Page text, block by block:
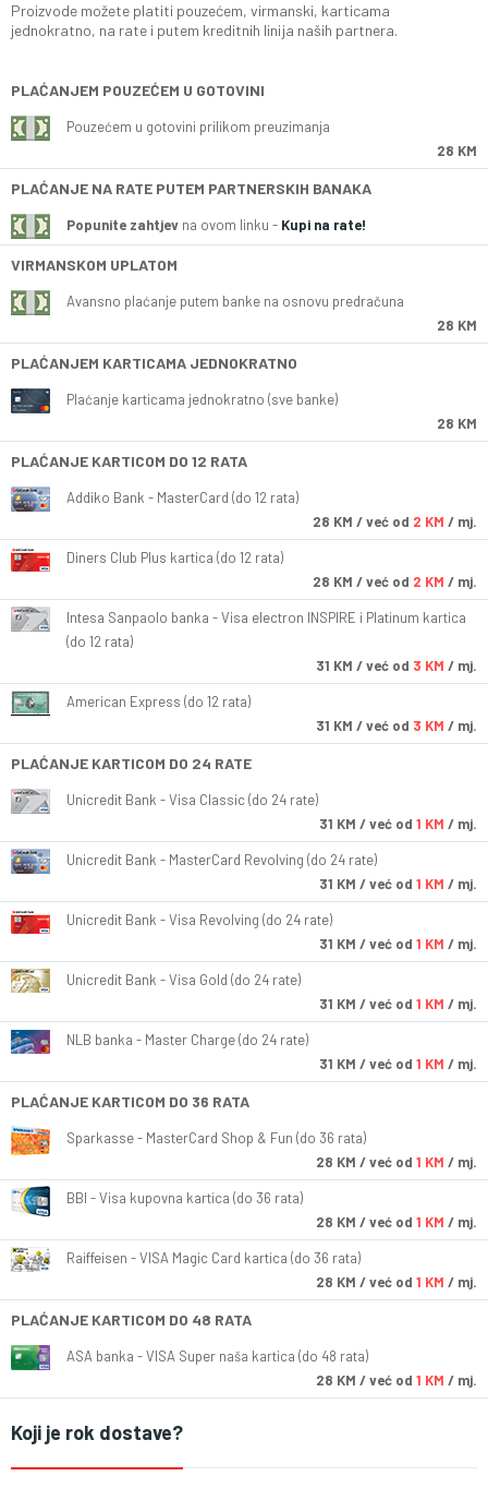
Proizvode možete platiti pouzećem, virmanski, karticama
jednokratno, na rate i putem kreditnih linija naših partnera.
PLAĆANJEM POUZEĆEM U GOTOVINI
Pouzećem u gotovini prilikom preuzimanja
28 KM
PLAĆANJE NA RATE PUTEM PARTNERSKIH BANAKA
Popunite zahtjev na ovom linku - Kupi na rate!
VIRMANSKOM UPLATOM
Avansno plaćanje putem banke na osnovu predračuna
28 KM
PLAĆANJEM KARTICAMA JEDNOKRATNO
Plaćanje karticama jednokratno (sve banke)
28 KM
PLAĆANJE KARTICOM DO 12 RATA
Addiko Bank - MasterCard (do 12 rata)
28 KM / već od 2 KM / mj.
Diners Club Plus kartica (do 12 rata)
28 KM / već od 2 KM / mj.
Intesa Sanpaolo banka - Visa electron INSPIRE i Platinum kartica
(do 12 rata)
31 KM / već od 3 KM / mj.
American Express (do 12 rata)
31 KM / već od 3 KM / mj.
PLAĆANJE KARTICOM DO 24 RATE
Unicredit Bank - Visa Classic (do 24 rate)
31 KM / već od 1 KM / mj.
Unicredit Bank - MasterCard Revolving (do 24 rate)
31 KM / već od 1 KM / mj.
Unicredit Bank - Visa Revolving (do 24 rate)
31 KM / već od 1 KM / mj.
Unicredit Bank - Visa Gold (do 24 rate)
31 KM / već od 1 KM / mj.
NLB banka - Master Charge (do 24 rate)
31 KM / već od 1 KM / mj.
PLAĆANJE KARTICOM DO 36 RATA
Sparkasse - MasterCard Shop & Fun (do 36 rata)
28 KM / već od 1 KM / mj.
BBI - Visa kupovna kartica (do 36 rata)
28 KM / već od 1 KM / mj.
Raiffeisen - VISA Magic Card kartica (do 36 rata)
28 KM / već od 1 KM / mj.
PLAĆANJE KARTICOM DO 48 RATA
ASA banka - VISA Super naša kartica (do 48 rata)
28 KM / već od 1 KM / mj.
Koji je rok dostave?